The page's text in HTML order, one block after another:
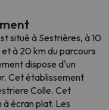
situé à Sestrières, à 10
à 20 km du parcours
dispose d'un
Cet établissement
Colle. Cet
écran plat. Les